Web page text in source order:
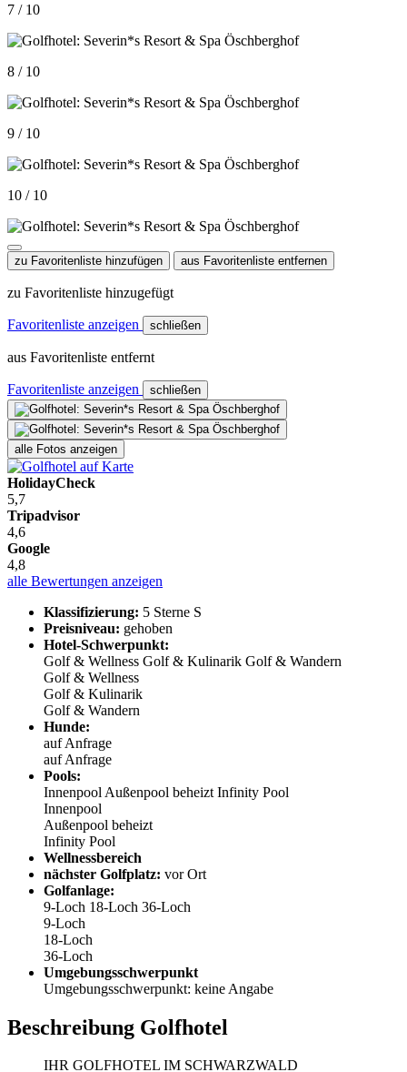
7 / 10
8 / 10
9 / 10
10 / 10
zu Favoritenliste hinzufügen aus Favoritenliste entfernen
zu Favoritenliste hinzugefügt
Favoritenliste anzeigen schließen
aus Favoritenliste entfernt
Favoritenliste anzeigen schließen
alle Fotos anzeigen
HolidayCheck
5,7
Tripadvisor
4,6
Google
4,8
alle Bewertungen anzeigen
Klassifizierung: 5 Sterne S
Preisniveau: gehoben
Hotel-Schwerpunkt:
Golf & Wellness Golf & Kulinarik Golf & Wandern
Golf & Wellness
Golf & Kulinarik
Golf & Wandern
Hunde:
auf Anfrage
auf Anfrage
Pools:
Innenpool Außenpool beheizt Infinity Pool
Innenpool
Außenpool beheizt
Infinity Pool
Wellnessbereich
nächster Golfplatz: vor Ort
Golfanlage:
9-Loch 18-Loch 36-Loch
9-Loch
18-Loch
36-Loch
Umgebungsschwerpunkt
Umgebungsschwerpunkt: keine Angabe
Beschreibung Golfhotel
IHR GOLFHOTEL IM SCHWARZWALD